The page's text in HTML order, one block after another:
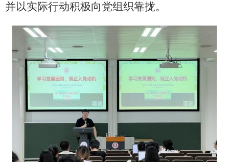
并以实际行动积极向党组织靠拢。